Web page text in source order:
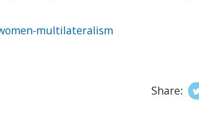
multilateralism
Share: